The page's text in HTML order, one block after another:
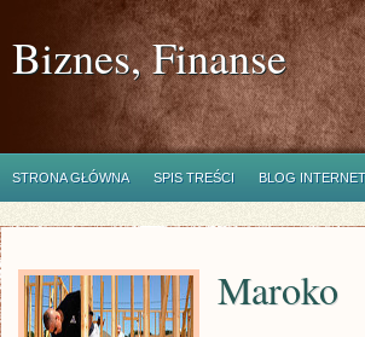
Biznes, Finanse
STRONA GŁÓWNA SPIS TREŚCI BLOG
Maroko